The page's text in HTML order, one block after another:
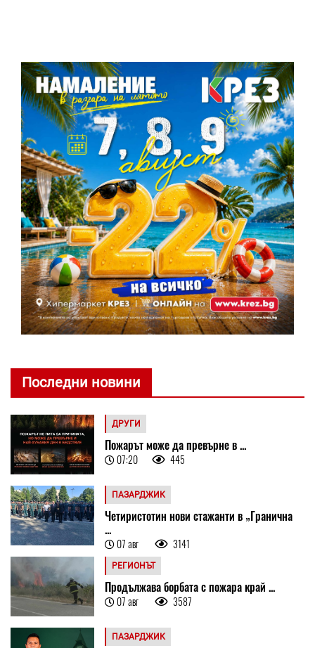
Последни новини
ДРУГИ
Пожарът може да превърне в ...
07:20 445
ПАЗАРДЖИК
Четиристотин нови стажанти в „Гранична
...
07 авг 3141
РЕГИОНЪТ
Продължава борбата с пожара край ...
07 авг 3587
ПАЗАРДЖИК